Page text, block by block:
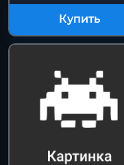
Купить